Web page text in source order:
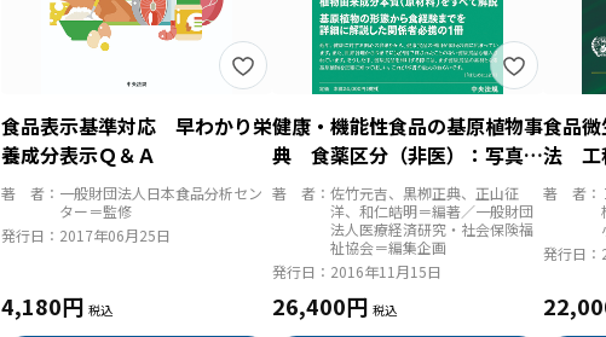
食品表示基準対応 早わかり栄
養成分表示Ｑ＆Ａ
著 者： 一般財団法人日本食品分析セン
ター＝監修
発行日： 2017年06月25日
4,180円
健康・機能性食品の基原植物事
典 食薬区分（非医）：写真で
見る形態と食経験
著 者： 佐竹元吉、黒栁正典、正山征
洋、和仁皓明＝編著／一般財団
法人医療経済研究・社会保険福
祉協会＝編集企画
発行日： 2016年11月15日
26,400円
食品
法 工
に
著 者：
発行日：